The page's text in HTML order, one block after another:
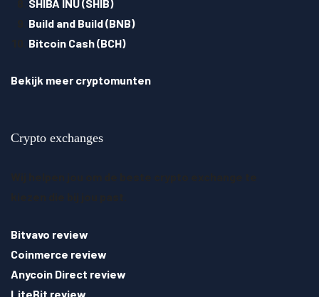
SHIBA INU (SHIB)
Build and Build (BNB)
Bitcoin Cash (BCH)
Bekijk meer cryptomunten
Crypto exchanges
Bitvavo review
Coinmerce review
Anycoin Direct review
LiteBit review